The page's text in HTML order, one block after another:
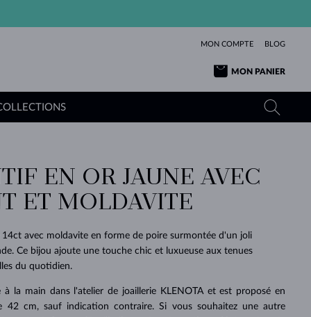
MON COMPTE BLOG
MON PANIER
DE SES
RÊVES
L'AMOUR
OR JAUNE
OR ROSE
BEAUTÉ
PURE
TANZANITES
TOPAZES
TOURMALINES
MOLDAVITESPLUS
BELLES
TOURMALINES
MOLDAVITES
MINÉRAUX
PENDENTIFS EN PERLES
PENDENTIFS
DÉCOUVRIR
INTEMPORELS
DÉCOUVRIR
DES
SAPHIRS
ÉMERAUDES
MOLDAVITES
MINÉRAUX
AUTHENTIQUES
DÉCOUVRIR
BEAUTÉ
EXCEPTIONNELLES
DÉCOUVRIR
EN OR JAUNE AVEC
ET MOLDAVITE
avec moldavite en forme de poire surmontée d'un joli
Ce bijou ajoute une touche chic et luxueuse aux tenues
du quotidien.
à la main dans l'atelier de joaillerie KLENOTA et est proposé en
42 cm, sauf indication contraire. Si vous souhaitez une autre